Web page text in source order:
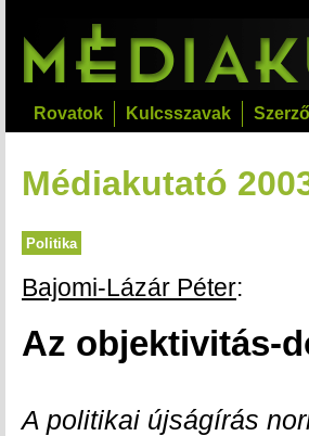
Rovatok Kulcsszavak
Médiakutató
Politika
Bajomi-Lázár Péter:
Az objektivitás-
A politikai újságírás